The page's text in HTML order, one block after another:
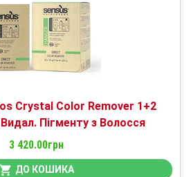
Crystal Color Remover 1+2
Пігменту з Волосся
3 420.00грн
ДО КОШИКА